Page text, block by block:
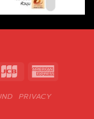
PRIVACY